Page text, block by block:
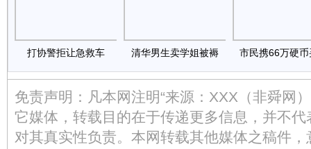
打协警拒让急救车 清华男生卖学姐被褥 市民携66万硬币
免责声明：凡本网注明“来源：XXX（非舜网
它媒体，转载目的在于传递更多信息，并不
对其真实性负责。本网转载其他媒体之稿件